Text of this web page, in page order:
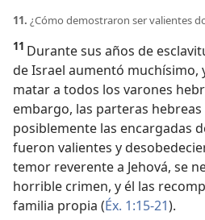
11. ¿Cómo demostraron ser valientes
11 Durante sus años de
de Israel aumentó muchísimo,
matar a todos los varones
embargo, las parteras hebreas
posiblemente las encargadas
fueron valientes y
temor reverente a Jehová, se
horrible crimen, y él las
familia propia (Éx. 1:15-21).